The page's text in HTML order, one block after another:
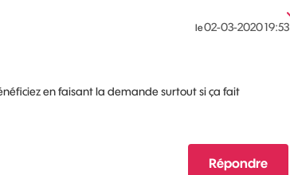
le‎02-03-202019:53
en faisant la demande surtout si ça fait
Répondre